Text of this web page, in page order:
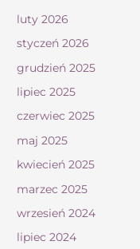
luty 2026
styczeń 2026
grudzień 2025
lipiec 2025
czerwiec 2025
maj 2025
kwiecień 2025
marzec 2025
wrzesień 2024
lipiec 2024